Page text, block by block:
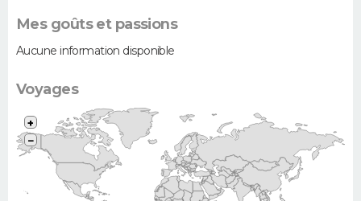
Mes goûts et passions
Aucune information disponible
Voyages
+
−